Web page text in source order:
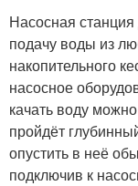
Насосная
подачу воды из
накопительного
насосное
качать воду
пройдёт
опустить в неё
подключив к